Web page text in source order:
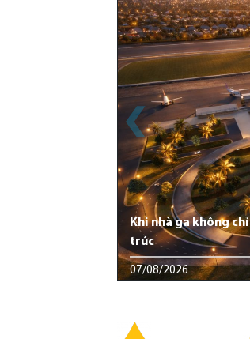
Khi nhà ga không
trúc
07/08/2026